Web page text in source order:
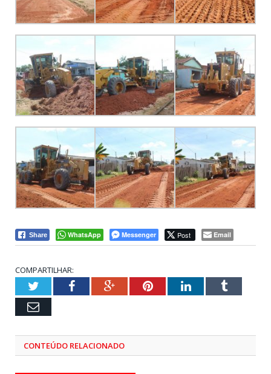
Share WhatsApp Messenger Post Email
COMPARTILHAR:
TwitterFacebookGoogle+PinterestLinkedInTumblr
Email
CONTEÚDO RELACIONADO